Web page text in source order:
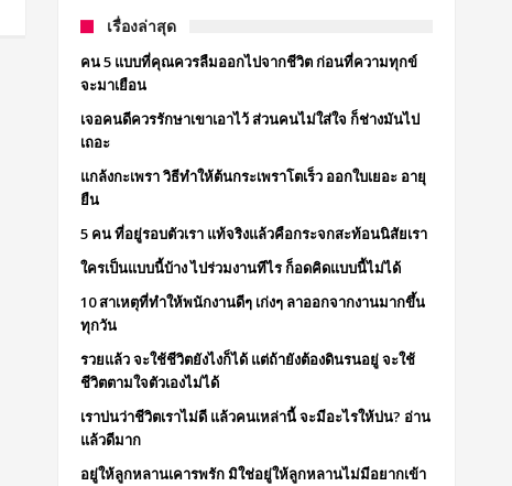
เรื่องล่าสุด
คน 5 แบบที่คุณควรลืมออกไปจากชีวิต ก่อนที่ความทุกข์
จะมาเยือน
เจอคนดีควรรักษาเขาเอาไว้ ส่วนคนไม่ใส่ใจ ก็ช่างมันไป
เถอะ
แกล้งกะเพรา วิธีทำให้ต้นกระเพราโตเร็ว ออกใบเยอะ อายุ
ยืน
5 คน ที่อยู่รอบตัวเรา แท้จริงแล้วคือกระจกสะท้อนนิสัยเรา
ใครเป็นแบบนี้บ้าง ไปร่วมงานทีไร ก็อดคิดแบบนี้ไม่ได้
10 สาเหตุที่ทำให้พนักงานดีๆ เก่งๆ ลาออกจากงานมากขึ้น
ทุกวัน
รวยแล้ว จะใช้ชีวิตยังไงก็ได้ แต่ถ้ายังต้องดินรนอยู่ จะใช้
ชีวิตตามใจตัวเองไม่ได้
เราบ่นว่าชีวิตเราไม่ดี แล้วคนเหล่านี้ จะมีอะไรให้บ่น? อ่าน
แล้วดีมาก
อยู่ให้ลูกหลานเคารพรัก มิใช่อยู่ให้ลูกหลานไม่มีอยากเข้า